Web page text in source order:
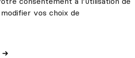
vos choix de